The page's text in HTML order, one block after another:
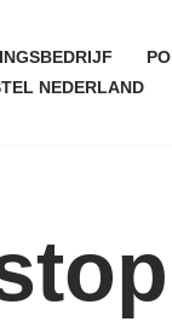
NEDERLAND